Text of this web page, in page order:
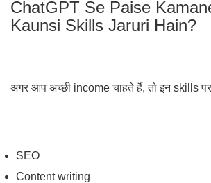
ChatGPT Se Paise
Kaunsi Skills Jaruri Hain?
अगर आप अच्छी income चाहते हैं, तो इन skills
SEO
Content writing